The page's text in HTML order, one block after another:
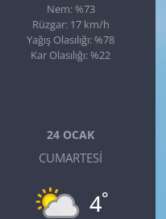
Nem: %73
Rüzgar: 17 km/h
Yağış Olasılığı: %78
Kar Olasılığı: %22
24 OCAK
CUMARTESI
4°